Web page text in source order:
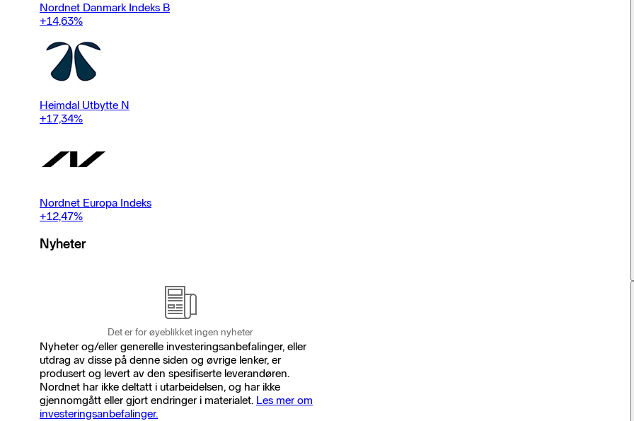
Nordnet Danmark Indeks B
+14,63%
Heimdal Utbytte N
+17,34%
Nordnet Europa Indeks
+12,47%
Nyheter
Det er for øyeblikket ingen nyheter
Nyheter og/eller generelle investeringsanbefalinger, eller
utdrag av disse på denne siden og øvrige lenker, er
produsert og levert av den spesifiserte leverandøren.
Nordnet har ikke deltatt i utarbeidelsen, og har ikke
gjennomgått eller gjort endringer i materialet. Les mer om
investeringsanbefalinger.